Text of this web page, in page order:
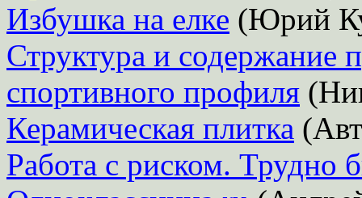
Избушка на елке (Юрий
Структура и содержание
спортивного профиля
Керамическая плитка
Работа с риском. Трудно